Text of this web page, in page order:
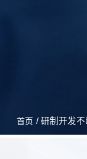
首页 / 研制开发不